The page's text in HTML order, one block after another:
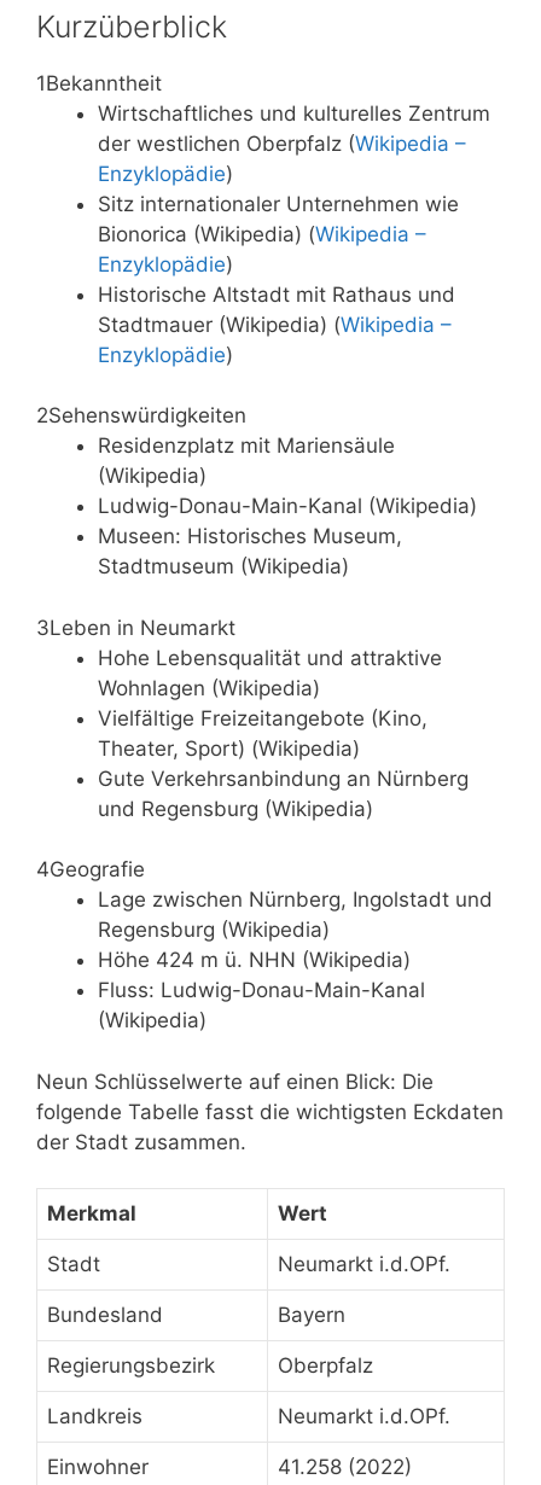
Kurzüberblick
1Bekanntheit
Wirtschaftliches und kulturelles Zentrum
der westlichen Oberpfalz (Wikipedia –
Enzyklopädie)
Sitz internationaler Unternehmen wie
Bionorica (Wikipedia) (Wikipedia –
Enzyklopädie)
Historische Altstadt mit Rathaus und
Stadtmauer (Wikipedia) (Wikipedia –
Enzyklopädie)
2Sehenswürdigkeiten
Residenzplatz mit Mariensäule
(Wikipedia)
Ludwig-Donau-Main-Kanal (Wikipedia)
Museen: Historisches Museum,
Stadtmuseum (Wikipedia)
3Leben in Neumarkt
Hohe Lebensqualität und attraktive
Wohnlagen (Wikipedia)
Vielfältige Freizeitangebote (Kino,
Theater, Sport) (Wikipedia)
Gute Verkehrsanbindung an Nürnberg
und Regensburg (Wikipedia)
4Geografie
Lage zwischen Nürnberg, Ingolstadt und
Regensburg (Wikipedia)
Höhe 424 m ü. NHN (Wikipedia)
Fluss: Ludwig-Donau-Main-Kanal
(Wikipedia)
Neun Schlüsselwerte auf einen Blick: Die
folgende Tabelle fasst die wichtigsten Eckdaten
der Stadt zusammen.
Merkmal Wert
Stadt Neumarkt i.d.OPf.
Bundesland Bayern
Regierungsbezirk Oberpfalz
Landkreis Neumarkt i.d.OPf.
Einwohner 41.258 (2022)